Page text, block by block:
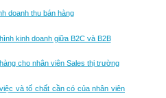
doanh thu bán hàng
kinh doanh giữa B2C và B2B
cho nhân viên Sales thị trường
và tố chất cần có của nhân viên